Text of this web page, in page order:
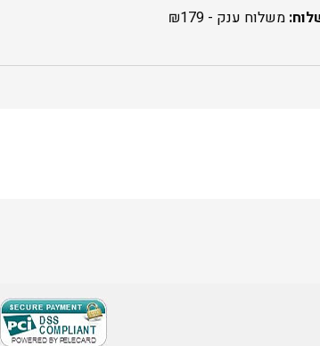
משלוח ענק - ₪179